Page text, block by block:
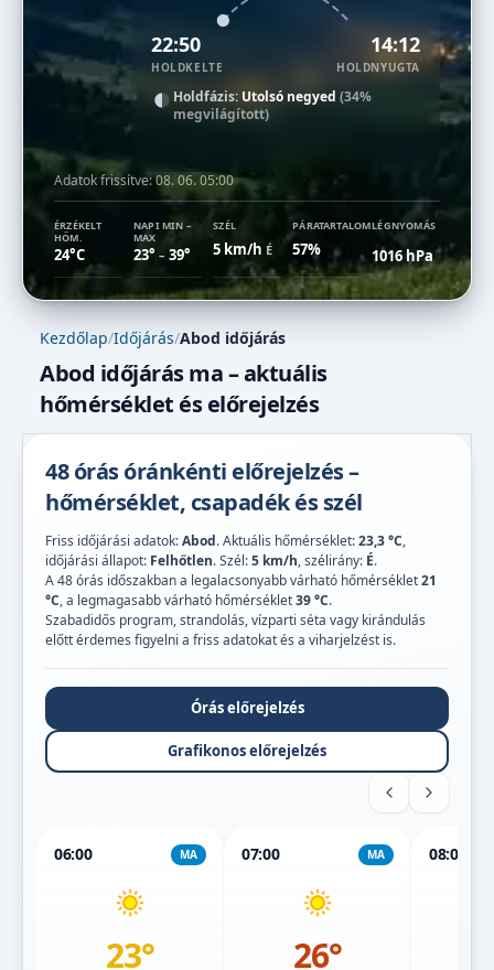
22:50
HOLDKELTE
14:12
HOLDNYUGTA
Holdfázis: Utolsó negyed (34%
megvilágított)
Adatok frissítve:08. 06. 05:00
ÉRZÉKELT
HŐM.
24°C
NAPI MIN –
MAX
23° –39°
SZÉL
5 km/h É
PÁRATARTALOM
57%
LÉGNYOMÁS
1016 hPa
Kezdőlap/Időjárás/Abod időjárás
Abod időjárás ma – aktuális
hőmérséklet és előrejelzés
48 órás óránkénti előrejelzés –
hőmérséklet, csapadék és szél
Friss időjárási adatok:Abod. Aktuális hőmérséklet:23,3 °C,
időjárási állapot: Felhőtlen. Szél:5 km/h, szélirány: É.
A 48 órás időszakban a legalacsonyabb várható hőmérséklet21
°C, a legmagasabb várható hőmérséklet39 °C.
Szabadidős program, strandolás, vízparti séta vagy kirándulás
előtt érdemes figyelni a friss adatokat és a viharjelzést is.
Órás előrejelzés
Grafikonos előrejelzés
06:00 MA
23°
07:00 MA
26°
08:00